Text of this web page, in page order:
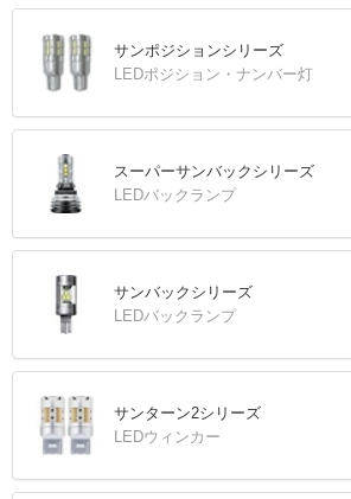
サンポジションシリーズ
LEDポジション・ナンバー灯
スーパーサンバックシリーズ
LEDバックランプ
サンバックシリーズ
LEDバックランプ
サンターン2シリーズ
LEDウィンカー